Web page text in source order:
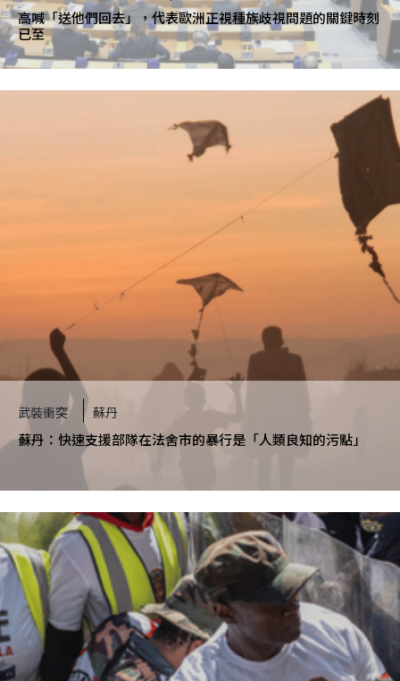
高喊「送他們回去」，代表歐洲正視種族歧視問題的關鍵時刻
已至
武裝衝突 蘇丹
蘇丹：快速支援部隊在法舍市的暴行是「人類良知的污點」